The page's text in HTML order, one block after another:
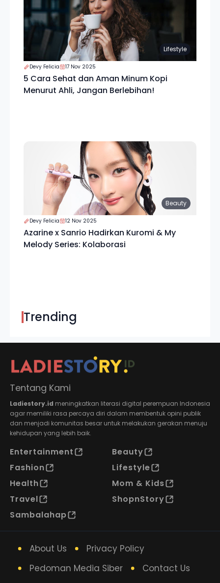
Lifestyle
Devy Felicia 17 Nov 2025
5 Cara Sehat dan Aman Minum Kopi
Menurut Ahli, Jangan Berlebihan!
Beauty
Devy Felicia 12 Nov 2025
Azarine x Sanrio Hadirkan Kuromi & My
Melody Series: Kolaborasi
Trending
Tentang Kami
Ladiestory.id meningkatkan literasi digital perempuan Indonesia
agar memiliki rasa percaya diri dalam membentuk opini publik
dan menjadi komunitas besar untuk melakukan gerakan menuju
kehidupan yang lebih baik.
Entertainment
Beauty
Fashion
Lifestyle
Health
Mom & Kids
Travel
ShopnStory
Sambalahap
About Us
Privacy Policy
Pedoman Media Siber
Contact Us